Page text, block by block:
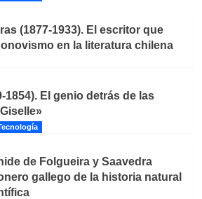
(1877-1933). El escritor que
en la literatura chilena
1854). El genio detrás de las
de Folgueira y Saavedra
gallego de la historia natural